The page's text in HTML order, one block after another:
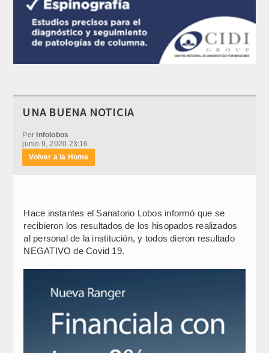
UNA BUENA NOTICIA
PorInfolobos
junio 9, 2020 23:16
Volver a la Home
Hace instantes el Sanatorio Lobos informó que se
recibieron los resultados de los hisopados realizados
al personal de la institución, y todos dieron resultado
NEGATIVO de Covid 19.